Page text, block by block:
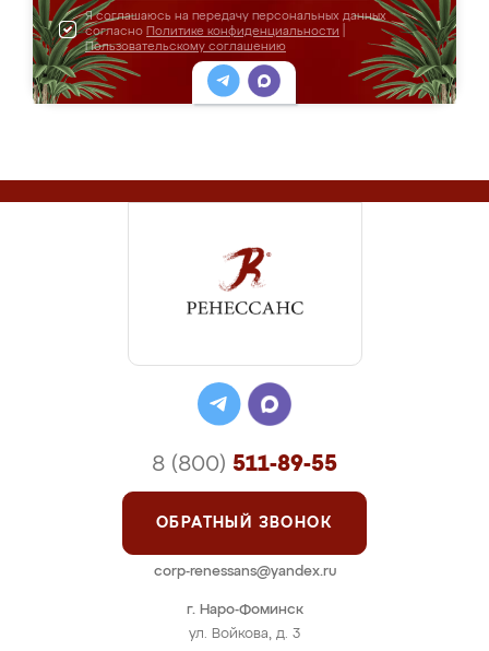
Я соглашаюсь на передачу персональных данных
согласно Политике конфиденциальности
Пользовательскому соглашению
г. Наро-Фоминск
ул. Войкова, д. 3
8 (800) 511-89-55
ОБРАТНЫЙ ЗВОНОК
corp-renessans@yandex.ru